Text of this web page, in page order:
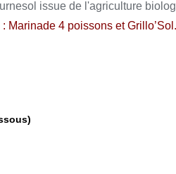
issue de l'agriculture
: Marinade 4 poissons et Grillo’Sol .